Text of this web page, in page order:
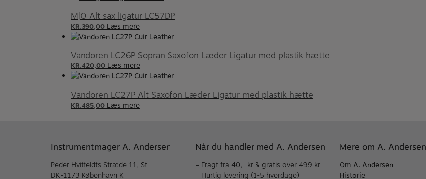
M|O Alt sax ligatur LC57DP
KR.390,00 Læs mere
Vandoren LC26P Sopran Saxofon Læder Ligatur med plastik hætte
KR.420,00 Læs mere
Vandoren LC27P Alt Saxofon Læder Ligatur med plastik hætte
KR.485,00 Læs mere
Instrumentmager A. Andersen
Peder Hvitfeldts Stræde 11, St
DK-1173 København K
Når du handler med A. Andersen
– Fragt fra 40,- kr & gratis over 499 kr
– Hurtig levering (1-5 hverdage)
Mere om A. Andersen
Om A. Andersen
Historie